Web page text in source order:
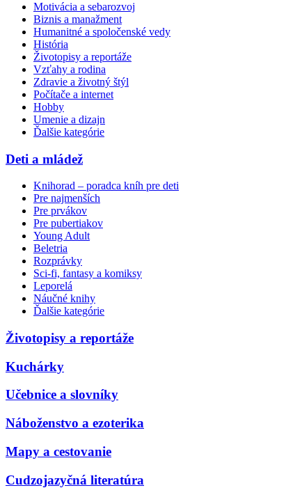
Motivácia a sebarozvoj
Biznis a manažment
Humanitné a spoločenské vedy
História
Životopisy a reportáže
Vzťahy a rodina
Zdravie a životný štýl
Počítače a internet
Hobby
Umenie a dizajn
Ďalšie kategórie
Deti a mládež
Knihorad – poradca kníh pre deti
Pre najmenších
Pre prvákov
Pre pubertiakov
Young Adult
Beletria
Rozprávky
Sci-fi, fantasy a komiksy
Leporelá
Náučné knihy
Ďalšie kategórie
Životopisy a reportáže
Kuchárky
Učebnice a slovníky
Náboženstvo a ezoterika
Mapy a cestovanie
Cudzojazyčná literatúra